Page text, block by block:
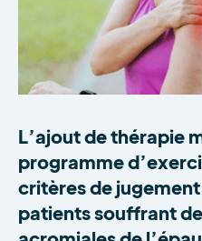
L’ajout de thérapie
programme
critères de
patients souffrant